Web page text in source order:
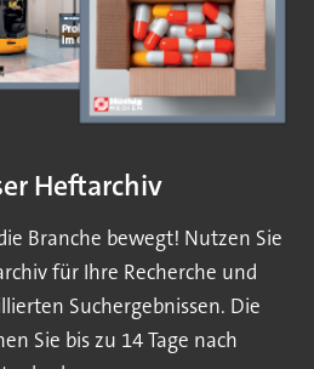
Heftarchiv
Branche bewegt! Nutzen Sie
für Ihre Recherche und
Suchergebnissen. Die
Sie bis zu 14 Tage nach